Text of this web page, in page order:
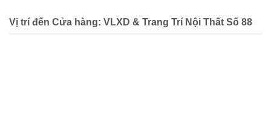
Vị trí đến Cửa hàng: VLXD & Trang Trí Nội Thất Số 88